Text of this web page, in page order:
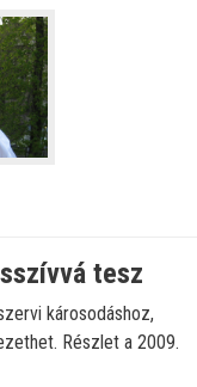
tesz
károsodáshoz,
Részlet a 2009.